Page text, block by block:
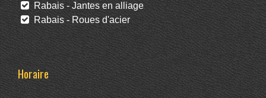
Rabais - Jantes en alliage
Rabais - Roues d'acier
Horaire